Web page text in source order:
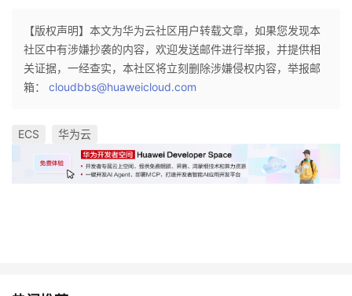
【版权声明】本文为华为云社区用户转载文章，如果您发现本
社区中有涉嫌抄袭的内容，欢迎发送邮件进行举报，并提供相
关证据，一经查实，本社区将立刻删除涉嫌侵权内容，举报邮
箱： cloudbbs@huaweicloud.com
ECS 华为云